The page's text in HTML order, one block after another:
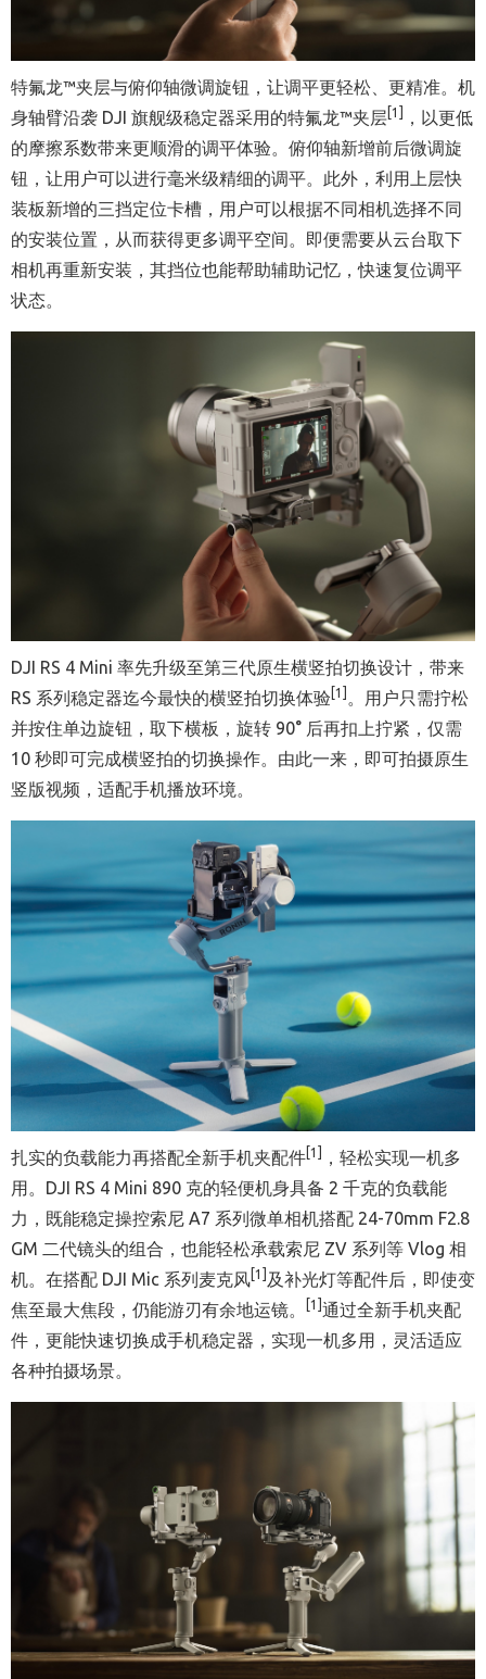
特氟龙™夹层与俯仰轴微调旋钮，让调平更轻松、更精准。机
身轴臂沿袭 DJI 旗舰级稳定器采用的特氟龙™夹层[1]
，以更低
的摩擦系数带来更顺滑的调平体验。俯仰轴新增前后微调旋
钮，让用户可以进行毫米级精细的调平。此外，利用上层快
装板新增的三挡定位卡槽，用户可以根据不同相机选择不同
的安装位置，从而获得更多调平空间。即便需要从云台取下
相机再重新安装，其挡位也能帮助辅助记忆，快速复位调平
状态。
DJI RS 4 Mini 率先升级至第三代原生横竖拍切换设计，带来
RS 系列稳定器迄今最快的横竖拍切换体验 [1]
。用户只需拧松
并按住单边旋钮，取下横板，旋转 90° 后再扣上拧紧，仅需
10 秒即可完成横竖拍的切换操作。由此一来，即可拍摄原生
竖版视频，适配手机播放环境。
扎实的负载能力再搭配全新手机夹配件[1]
，轻松实现一机多
用。DJI RS 4 Mini 890 克的轻便机身具备 2 千克的负载能
力，既能稳定操控索尼 A7 系列微单相机搭配 24-70mm F2.8
GM 二代镜头的组合，也能轻松承载索尼 ZV 系列等 Vlog 相
机。在搭配 DJI Mic 系列麦克风[1]
及补光灯等配件后，即使变
焦至最大焦段，仍能游刃有余地运镜。
[1] 通过全新手机夹配
件，更能快速切换成手机稳定器，实现一机多用，灵活适应
各种拍摄场景。